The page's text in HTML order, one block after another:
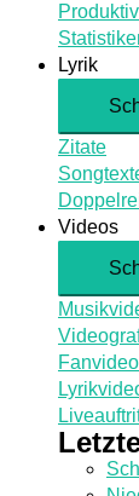
Lyrik
Zitate
Videos